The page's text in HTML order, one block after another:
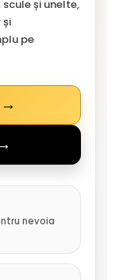
și unelte,
și
pe
→
nevoia